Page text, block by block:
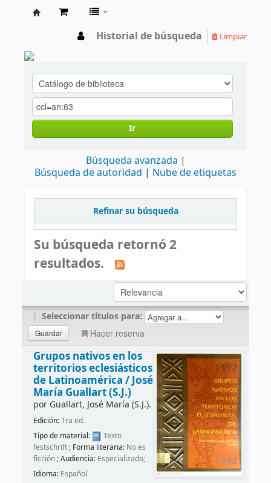
Historial de búsqueda Limpiar
Ir
Búsqueda avanzada
Búsqueda de autoridad
Nube de etiquetas
Refinar su búsqueda
Su búsqueda retornó 2
resultados.
| Seleccionar títulos para:
Hacer reserva
Grupos nativos en los
territorios eclesiásticos
de Latinoamérica /José
María Guallart (S.J.)
por Guallart, José María (S.J.).
Edición: 1ra ed.
Tipo de material:
Texto
festschrift; Forma literaria: No es
ficción; Audiencia: Especializado;
Idioma: Español